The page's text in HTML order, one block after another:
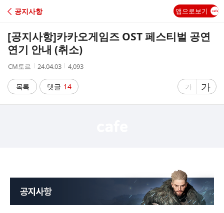
C
A
공지사항 앱으로보기
[공지사항]카카오게임즈 OST 페스티벌 공연
연기 안내 (취소)
작
자
CM토르
작
시
간
24.04.03
조
수
4,093
목록 댓글 14
글
가
글
자
가